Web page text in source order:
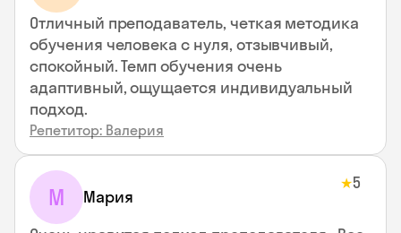
Отличный преподаватель, четкая методика
обучения человека с нуля, отзывчивый,
спокойный. Темп обучения очень
адаптивный, ощущается индивидуальный
подход.
Репетитор: Валерия
М Мария
★5